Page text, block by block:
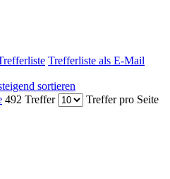
Trefferliste als E-Mail
sortieren
492 Treffer Treffer pro Seite